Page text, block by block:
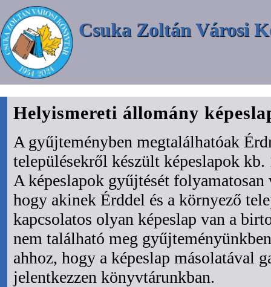
Csuka Zoltán Városi
Helyismereti állomány
A gyűjteményben megtalálhatóak
településekről készült képeslapok
A képeslapok gyűjtését
hogy akinek Érddel és a környező
kapcsolatos olyan képeslap van a
nem található meg
ahhoz, hogy a képeslap másolatával
jelentkezzen könyvtárunkban.